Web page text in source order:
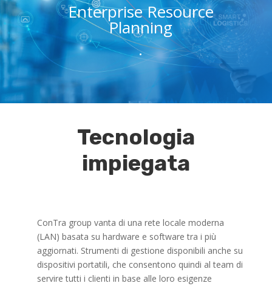
Enterprise Resource
Planning
.
Tecnologia
impiegata
ConTra group vanta di una rete locale moderna
(LAN) basata su hardware e software tra i più
aggiornati. Strumenti di gestione disponibili anche su
dispositivi portatili, che consentono quindi al team di
servire tutti i clienti in base alle loro esigenze